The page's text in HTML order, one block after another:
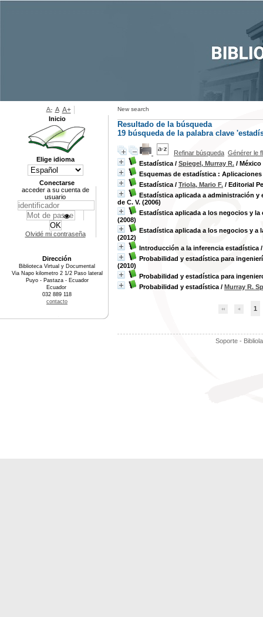
New search
Resultado de la búsqueda
19 búsqueda de la palabra clave
Refinar búsqueda Générer le
Estadística / Spiegel, Murray R. / México
Esquemas de estadística :
Estadística / Triola, Mario F. / Editorial
Estadística aplicada a administración y
de C. V. (2006)
Estadística aplicada a los negocios y la
(2008)
Estadística aplicada a los negocios y a
(2012)
Introducción a la inferencia estadística
Probabilidad y estadística para
(2010)
Probabilidad y estadística para
Probabilidad y estadística / Murray R.
1
Soporte -
A- A A+
Inicio
Elige idioma
Conectarse
acceder a su cuenta de
usuario
Olvidé mi contraseña
Dirección
Biblioteca Virtual y Documental
Via Napo kilometro 2 1/2 Paso lateral
Puyo - Pastaza - Ecuador
Ecuador
032 889 118
contacto